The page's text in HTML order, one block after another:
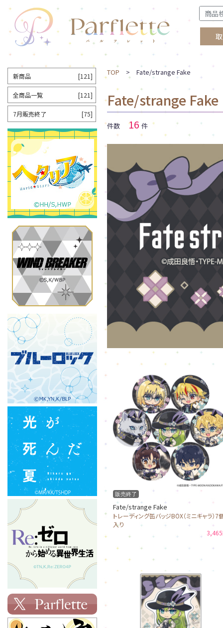
TOP > Fate/strange Fake
Fate/strange Fake
件数 16 件
販売終了
Fate/strange Fake
トレーディング缶バッジBOX（ミニキャラ）7
入り
新商品 [121]
全商品一覧 [121]
7月販売終了 [75]